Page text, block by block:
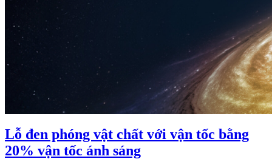
Lỗ đen phóng vật chất với vận tốc bằng
20% vận tốc ánh sáng